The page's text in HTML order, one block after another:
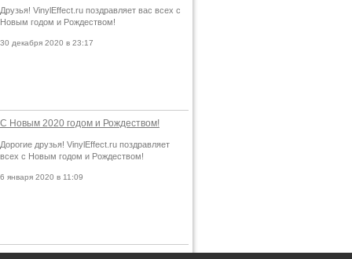
Друзья! VinylEffect.ru поздравляет вас всех с
Новым годом и Рождеством!
30 декабря 2020 в 23:17
С Новым 2020 годом и Рождеством!
Дорогие друзья! VinylEffect.ru поздравляет
всех с Новым годом и Рождеством!
6 января 2020 в 11:09